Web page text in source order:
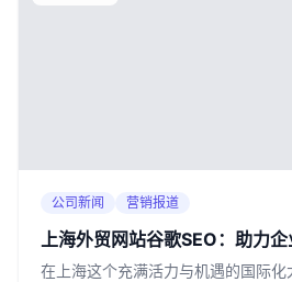
公司新闻 营销报道
上海外贸网站谷歌SEO：助力
在上海这个充满活力与机遇的国际